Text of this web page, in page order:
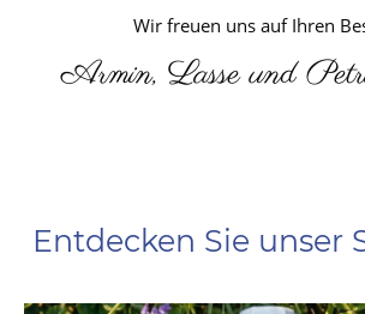
Wir freuen uns auf Ihren
Armin, Lasse und
Entdecken Sie unser